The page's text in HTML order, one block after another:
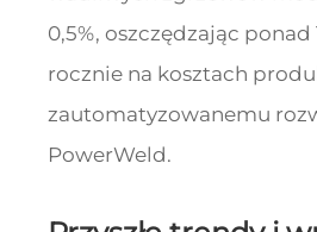
0,5%, oszczędzając ponad
rocznie na kosztach
zautomatyzowanemu
PowerWeld.